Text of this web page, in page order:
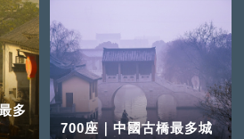
多
700座｜中國古橋最多城